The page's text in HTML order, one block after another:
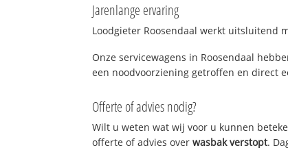
Jarenlange ervaring
Loodgieter Roosendaal werkt uitsluitend
Onze servicewagens in Roosendaal
een noodvoorziening getroffen en direct
Offerte of advies nodig?
Wilt u weten wat wij voor u kunnen
offerte of advies overwasbak verstopt.